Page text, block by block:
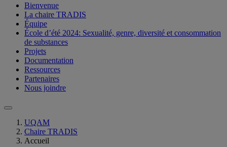
Bienvenue
La chaire TRADIS
Équipe
École d’été 2024: Sexualité, genre, diversité et consommation
de substances
Projets
Documentation
Ressources
Partenaires
Nous joindre
UQAM
Chaire TRADIS
Accueil